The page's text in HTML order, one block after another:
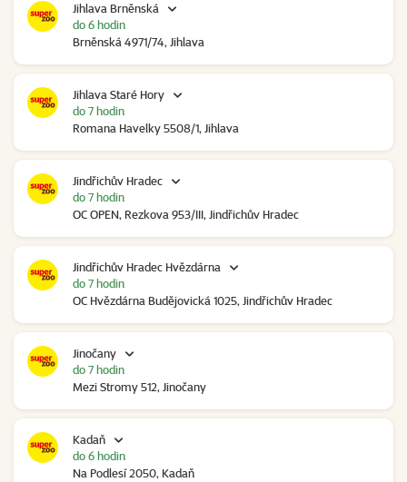
Jihlava Brněnská
Brněnská 4971/74, Jihlava
do 6 hodin
Jihlava Staré Hory
Romana Havelky 5508/1, Jihlava
do 7 hodin
Jindřichův Hradec
OC OPEN, Rezkova 953/III, Jindřichův Hradec
do 7 hodin
Jindřichův Hradec Hvězdárna
OC Hvězdárna Budějovická 1025, Jindřichův Hradec
do 7 hodin
Jinočany
Mezi Stromy 512, Jinočany
do 7 hodin
Kadaň
Na Podlesí 2050, Kadaň
do 6 hodin